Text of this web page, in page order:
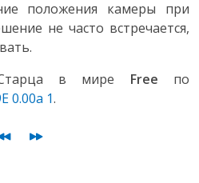
положения камеры при
не часто встречается,
Старца в мире Free по
0.00a 1.